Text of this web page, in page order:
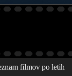
filmov po letih